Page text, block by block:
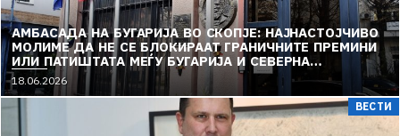
АМБАСАДА НА БУГАРИЈА ВО СКОПЈЕ: НАЈНАСТОЈЧИВО
МОЛИМЕ ДА НЕ СЕ БЛОКИРААТ ГРАНИЧНИТЕ ПРЕМИНИ
ИЛИ ПАТИШТАТА МЕЃУ БУГАРИЈА И СЕВЕРНА
МАКЕДОНИЈА
18.06.2026
ВЕСТИ